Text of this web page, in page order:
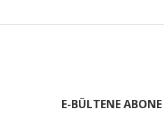
E-BÜLTENE